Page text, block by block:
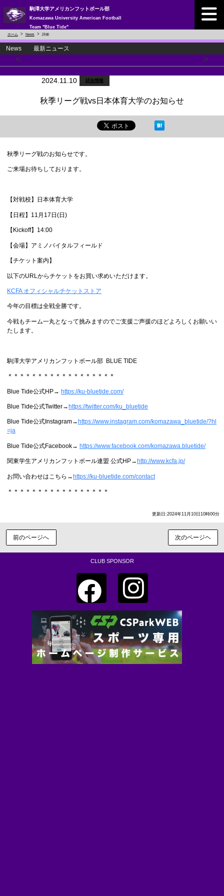
駒澤大学アメリカンフットボール部
Komazawa University American Football
Team "Blue Tide"
ホーム News 詳細
News 最新ニュース
< >
2024.11.10 試合情報
秋季リーグ戦vs日本体育大学のお知らせ
秋季リーグ戦のお知らせです。
ご来場お待ちしております。
【対戦校】日本体育大学
【日程】11月17日(日)
【Kickoff】14:00
【会場】アミノバイタルフィールド
【チケット案内】
以下のURLからチケットをお買い求めいただけます。
KCFA オフィシャルチケットストア
今年の目標は全戦全勝です。
今戦もチーム一丸となって挑みますのでご支援ご声援のほどよろしくお願いい
たします。
駒澤大学アメリカンフットボール部 BLUE TIDE
＊＊＊＊＊＊＊＊＊＊＊＊＊＊＊＊＊＊
Blue Tide公式HP→ https://ku-bluetide.com/
Blue Tide公式Twitter→ https://twitter.com/ku_bluetide
Blue Tide公式Instagram→ https://www.instagram.com/komazawa_bluetide/?hl
=ja
Blue Tide公式Facebook→ https://www.facebook.com/komazawa.bluetide/
関東学生アメリカンフットボール連盟 公式HP→ http://www.kcfa.jp/
お問い合わせはこちら→https://ku-bluetide.com/contact
＊＊＊＊＊＊＊＊＊＊＊＊＊＊＊＊＊
更新日:2024年11月10日10時00分
前のページへ 次のページヘ
CLUB SPONSOR